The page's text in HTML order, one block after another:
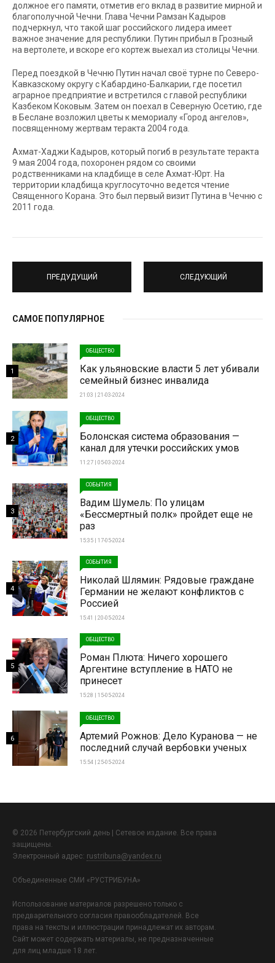
должное его памяти, отметив его вклад в развитие мирной и
благополучной Чечни. Глава Чечни Рамзан Кадыров
подчеркнул, что такой шаг российского лидера имеет
важное значение для республики. Путин прибыл в Грозный
на вертолете, и вскоре его кортеж выехал из столицы Чечни.
Перед поездкой в Чечню Путин начал своё турне по Северо-
Кавказскому округу с Кабардино-Балкарии, где посетил
аграрное предприятие и встретился с главой республики
Казбеком Коковым. Затем он поехал в Северную Осетию, где
в Беслане возложил цветы к мемориалу «Город ангелов»,
посвященному жертвам теракта 2004 года.
Ахмат-Хаджи Кадыров, который погиб в результате теракта
9 мая 2004 года, похоронен рядом со своими
родственниками на кладбище в селе Ахмат-Юрт. На
территории кладбища круглосуточно ведется чтение
Священного Корана. Это был первый визит Путина в Чечню с
2011 года.
ПРЕДУДУЩИЙ СЛЕДУЮЩИЙ
САМОЕ ПОПУЛЯРНОЕ
ОБЩЕСТВО
Как ульяновские власти 5 лет убивали
семейный бизнес инвалида
21:03 | 21-03-2024
1
ОБЩЕСТВО
Болонская система образования —
канал для утечки российских умов
11:27 | 05-03-2024
2
СОБЫТИЯ
Вадим Шумель: По улицам
«Бессмертный полк» пройдет еще не
раз
15:35 | 17-05-2024
3
СОБЫТИЯ
Николай Шлямин: Рядовые граждане
Германии не желают конфликтов с
Россией
15:41 | 20-05-2024
4
ОБЩЕСТВО
Роман Плюта: Ничего хорошего
Аргентине вступление в НАТО не
принесет
15:28 | 15-05-2024
5
ОБЩЕСТВО
Артемий Рожнов: Дело Куранова — не
последний случай вербовки ученых
15:54 | 25-05-2024
6
© 2026 Петербургский день | Сетевое издание. Все права
защищены.
Электронный адрес: rustribuna@yandex.ru
Объединенные СМИ «РУСТРИБУНА»
Использование материалов разрешено только с
предварительного согласия правообладателей. Все
права на тексты и иллюстрации принадлежат их авторам.
Сайт может содержать материалы, не предназначенные
для лиц младше 18 лет.